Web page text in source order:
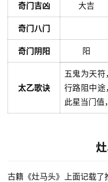
奇门吉凶 大吉
奇门八门
奇门阴阳 阳
太乙歌诀
五鬼为天符
行路阻中途
此星当门值
古籍《灶马头》上面记载